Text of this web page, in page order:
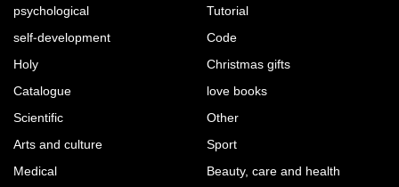
psychological
self-development
Holy
Catalogue
Scientific
Arts and culture
Medical
Tutorial
Code
Christmas gifts
love books
Other
Sport
Beauty, care and health